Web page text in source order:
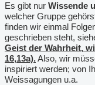
Es gibt nur Wissende
welcher Gruppe
finden wir einmal
geschrieben steht,
Geist der Wahrheit,
16,13a).Also, wir
inspiriert werden; von
Weissagungen u.a.